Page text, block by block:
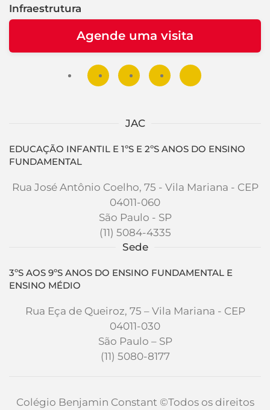
Infraestrutura
Agende uma visita
JAC
EDUCAÇÃO INFANTIL E 1ºS E 2ºS ANOS DO ENSINO
FUNDAMENTAL
Rua José Antônio Coelho, 75 - Vila Mariana - CEP
04011-060
São Paulo - SP
(11) 5084-4335
Sede
3ºS AOS 9ºS ANOS DO ENSINO FUNDAMENTAL E
ENSINO MÉDIO
Rua Eça de Queiroz, 75 – Vila Mariana - CEP
04011-030
São Paulo – SP
(11) 5080-8177
Colégio Benjamin Constant ©Todos os direitos